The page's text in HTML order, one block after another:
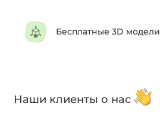
Бесплатные 3D модели
Наши клиенты о нас